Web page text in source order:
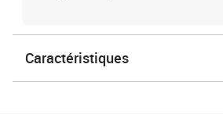
Caractéristiques